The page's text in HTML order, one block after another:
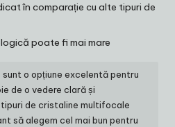
în comparație cu alte tipuri de
poate fi mai mare
o opțiune excelentă pentru
de o vedere clară și
de cristaline multifocale
să alegem cel mai bun pentru